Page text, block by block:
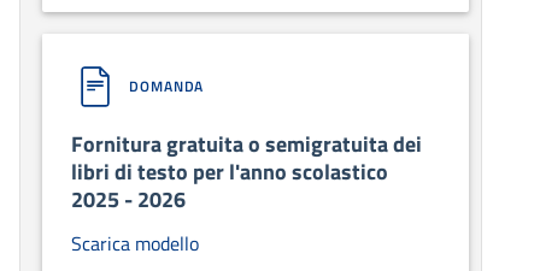
DOMANDA
Fornitura gratuita o semigratuita dei
libri di testo per l'anno scolastico
2025 - 2026
Scarica modello